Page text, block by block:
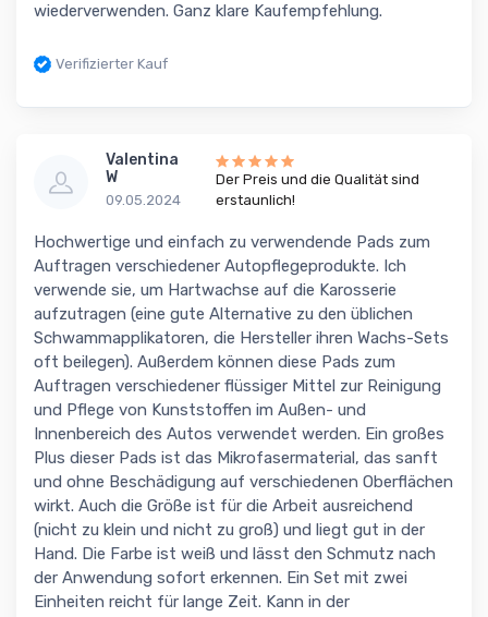
wiederverwenden. Ganz klare Kaufempfehlung.
Verifizierter Kauf
Valentina
W
09.05.2024
Der Preis und die Qualität sind
erstaunlich!
Hochwertige und einfach zu verwendende Pads zum
Auftragen verschiedener Autopflegeprodukte. Ich
verwende sie, um Hartwachse auf die Karosserie
aufzutragen (eine gute Alternative zu den üblichen
Schwammapplikatoren, die Hersteller ihren Wachs-Sets
oft beilegen). Außerdem können diese Pads zum
Auftragen verschiedener flüssiger Mittel zur Reinigung
und Pflege von Kunststoffen im Außen- und
Innenbereich des Autos verwendet werden. Ein großes
Plus dieser Pads ist das Mikrofasermaterial, das sanft
und ohne Beschädigung auf verschiedenen Oberflächen
wirkt. Auch die Größe ist für die Arbeit ausreichend
(nicht zu klein und nicht zu groß) und liegt gut in der
Hand. Die Farbe ist weiß und lässt den Schmutz nach
der Anwendung sofort erkennen. Ein Set mit zwei
Einheiten reicht für lange Zeit. Kann in der